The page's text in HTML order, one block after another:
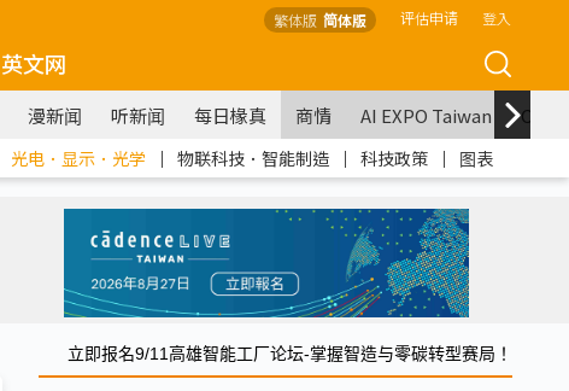
繁体版 简体版 评估申请 登入
英文网
漫新闻 听新闻 每日椽真 商情 AI EXPO Taiwan
光电．显示．光学 ｜ 物联科技．智能制造 ｜ 科技政策 ｜ 图表
立即报名9/11高雄智能工厂论坛-掌握智造与零碳转型赛局！